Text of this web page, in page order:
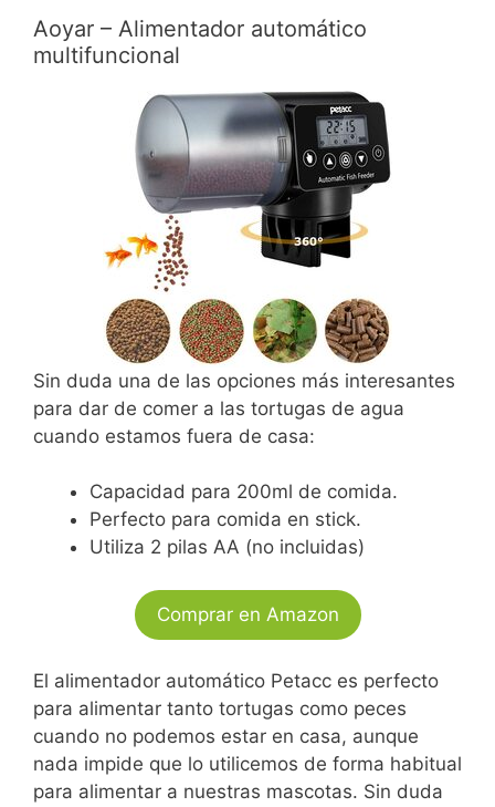
Aoyar – Alimentador automático
multifuncional
Sin duda una de las opciones más interesantes
para dar de comer a las tortugas de agua
cuando estamos fuera de casa:
Capacidad para 200ml de comida.
Perfecto para comida en stick.
Utiliza 2 pilas AA (no incluidas)
Comprar en Amazon
El alimentador automático Petacc es perfecto
para alimentar tanto tortugas como peces
cuando no podemos estar en casa, aunque
nada impide que lo utilicemos de forma habitual
para alimentar a nuestras mascotas. Sin duda